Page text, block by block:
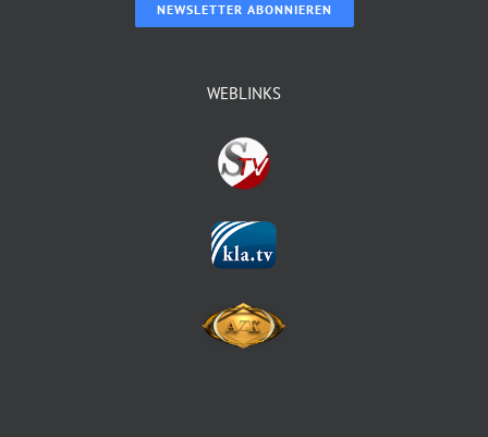
NEWSLETTER ABONNIEREN
WEBLINKS